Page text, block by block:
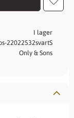
Lägg
I lager
22022532svartS
Only & Sons